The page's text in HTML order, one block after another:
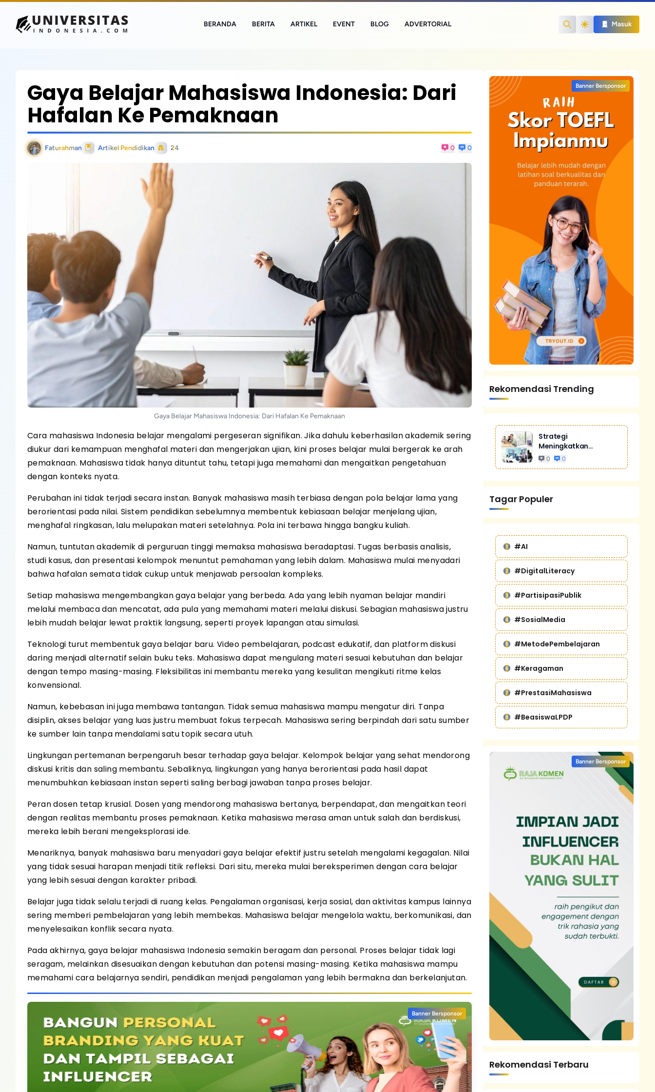
Search
Masuk
BERANDA BERITA ARTIKEL EVENT BLOG ADVERTORIAL
Gaya Belajar Mahasiswa Indonesia: Dari
Hafalan Ke Pemaknaan
Faturahman Artikel Pendidikan 24 0 0
Gaya Belajar Mahasiswa Indonesia: Dari Hafalan Ke Pemaknaan
Cara mahasiswa Indonesia belajar mengalami pergeseran signifikan. Jika dahulu keberhasilan akademik sering
diukur dari kemampuan menghafal materi dan mengerjakan ujian, kini proses belajar mulai bergerak ke arah
pemaknaan. Mahasiswa tidak hanya dituntut tahu, tetapi juga memahami dan mengaitkan pengetahuan
dengan konteks nyata.
Perubahan ini tidak terjadi secara instan. Banyak mahasiswa masih terbiasa dengan pola belajar lama yang
berorientasi pada nilai. Sistem pendidikan sebelumnya membentuk kebiasaan belajar menjelang ujian,
menghafal ringkasan, lalu melupakan materi setelahnya. Pola ini terbawa hingga bangku kuliah.
Namun, tuntutan akademik di perguruan tinggi memaksa mahasiswa beradaptasi. Tugas berbasis analisis,
studi kasus, dan presentasi kelompok menuntut pemahaman yang lebih dalam. Mahasiswa mulai menyadari
bahwa hafalan semata tidak cukup untuk menjawab persoalan kompleks.
Setiap mahasiswa mengembangkan gaya belajar yang berbeda. Ada yang lebih nyaman belajar mandiri
melalui membaca dan mencatat, ada pula yang memahami materi melalui diskusi. Sebagian mahasiswa justru
lebih mudah belajar lewat praktik langsung, seperti proyek lapangan atau simulasi.
Teknologi turut membentuk gaya belajar baru. Video pembelajaran, podcast edukatif, dan platform diskusi
daring menjadi alternatif selain buku teks. Mahasiswa dapat mengulang materi sesuai kebutuhan dan belajar
dengan tempo masing-masing. Fleksibilitas ini membantu mereka yang kesulitan mengikuti ritme kelas
konvensional.
Namun, kebebasan ini juga membawa tantangan. Tidak semua mahasiswa mampu mengatur diri. Tanpa
disiplin, akses belajar yang luas justru membuat fokus terpecah. Mahasiswa sering berpindah dari satu sumber
ke sumber lain tanpa mendalami satu topik secara utuh.
Lingkungan pertemanan berpengaruh besar terhadap gaya belajar. Kelompok belajar yang sehat mendorong
diskusi kritis dan saling membantu. Sebaliknya, lingkungan yang hanya berorientasi pada hasil dapat
menumbuhkan kebiasaan instan seperti saling berbagi jawaban tanpa proses belajar.
Peran dosen tetap krusial. Dosen yang mendorong mahasiswa bertanya, berpendapat, dan mengaitkan teori
dengan realitas membantu proses pemaknaan. Ketika mahasiswa merasa aman untuk salah dan berdiskusi,
mereka lebih berani mengeksplorasi ide.
Menariknya, banyak mahasiswa baru menyadari gaya belajar efektif justru setelah mengalami kegagalan. Nilai
yang tidak sesuai harapan menjadi titik refleksi. Dari situ, mereka mulai bereksperimen dengan cara belajar
yang lebih sesuai dengan karakter pribadi.
Belajar juga tidak selalu terjadi di ruang kelas. Pengalaman organisasi, kerja sosial, dan aktivitas kampus lainnya
sering memberi pembelajaran yang lebih membekas. Mahasiswa belajar mengelola waktu, berkomunikasi, dan
menyelesaikan konflik secara nyata.
Pada akhirnya, gaya belajar mahasiswa Indonesia semakin beragam dan personal. Proses belajar tidak lagi
seragam, melainkan disesuaikan dengan kebutuhan dan potensi masing-masing. Ketika mahasiswa mampu
memahami cara belajarnya sendiri, pendidikan menjadi pengalaman yang lebih bermakna dan berkelanjutan.
Banner Bersponsor
Banner Bersponsor
Rekomendasi Trending
Strategi
Meningkatkan
Penjualan Melalui
0 0
Tagar Populer
#AI
#DigitalLiteracy
#PartisipasiPublik
#SosialMedia
#MetodePembelajaran
#Keragaman
#PrestasiMahasiswa
#BeasiswaLPDP
Banner Bersponsor
Rekomendasi Terbaru